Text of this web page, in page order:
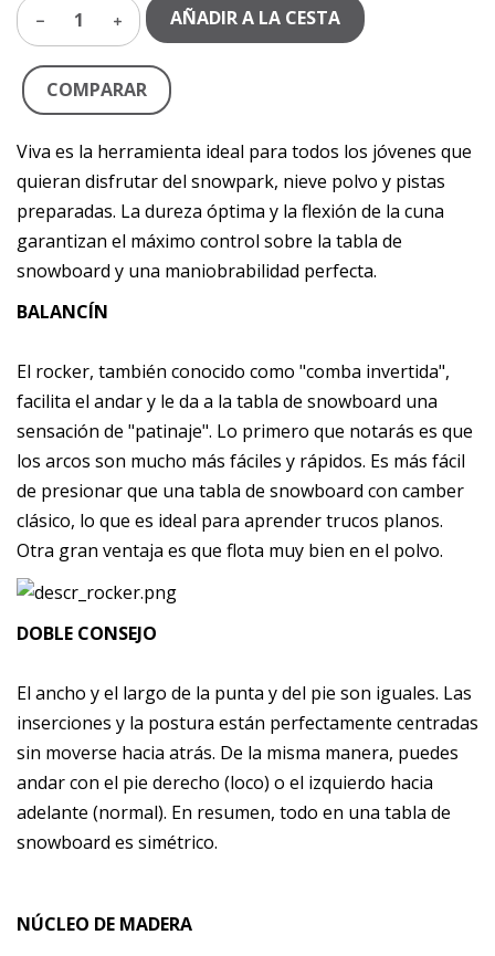
1 AÑADIR A LA CESTA
COMPARAR
Viva es la herramienta ideal para todos los jóvenes que
quieran disfrutar del snowpark, nieve polvo y pistas
preparadas. La dureza óptima y la flexión de la cuna
garantizan el máximo control sobre la tabla de
snowboard y una maniobrabilidad perfecta.
BALANCÍN
El rocker, también conocido como "comba invertida",
facilita el andar y le da a la tabla de snowboard una
sensación de "patinaje". Lo primero que notarás es que
los arcos son mucho más fáciles y rápidos. Es más fácil
de presionar que una tabla de snowboard con camber
clásico, lo que es ideal para aprender trucos planos.
Otra gran ventaja es que flota muy bien en el polvo.
DOBLE CONSEJO
El ancho y el largo de la punta y del pie son iguales. Las
inserciones y la postura están perfectamente centradas
sin moverse hacia atrás. De la misma manera, puedes
andar con el pie derecho (loco) o el izquierdo hacia
adelante (normal). En resumen, todo en una tabla de
snowboard es simétrico.
NÚCLEO DE MADERA